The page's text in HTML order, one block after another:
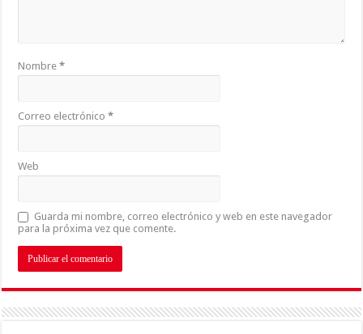
Nombre*
Correo electrónico*
Web
Guarda mi nombre, correo electrónico y web en este navegador
para la próxima vez que comente.